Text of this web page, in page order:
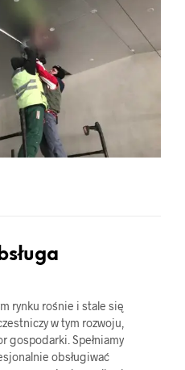
rynku rośnie i stale się
w tym rozwoju,
gospodarki. Spełniamy
obsługiwać